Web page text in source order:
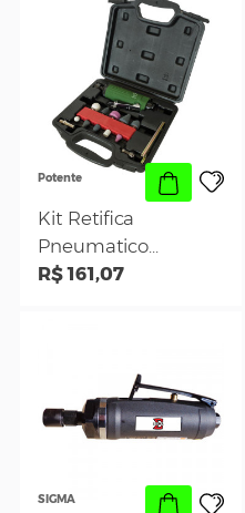
Menor Preço
Maior Preço
Ordem Alfabética
Potente Com 16
Peças - PNW140210
R$ 161,07